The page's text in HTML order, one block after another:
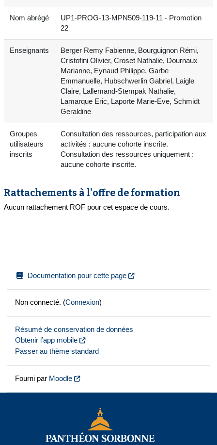
Nom abrégé
UP1-PROG-13-MPN509-119-11 - Promotion
22
Enseignants
Berger Remy Fabienne, Bourguignon Rémi,
Cristofini Olivier, Croset Nathalie, Dournaux
Marianne, Eynaud Philippe, Garbe
Emmanuelle, Hubschwerlin Gabriel, Laigle
Claire, Lallemand-Stempak Nathalie,
Lamarque Eric, Laporte Marie-Eve, Schmidt
Geraldine
Groupes
utilisateurs
inscrits
Consultation des ressources, participation aux
activités : aucune cohorte inscrite.
Consultation des ressources uniquement :
aucune cohorte inscrite.
Rattachements à l'offre de formation
Aucun rattachement ROF pour cet espace de cours.
Documentation pour cette page
Non connecté. (Connexion)
Résumé de conservation de données
Obtenir l’app mobile
Passer au thème standard
Fourni par Moodle